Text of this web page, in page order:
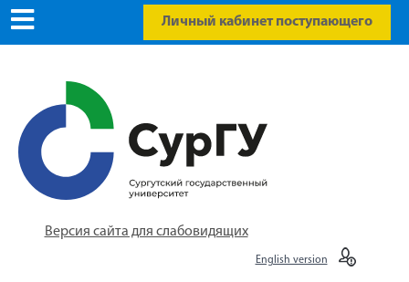
Личный кабинет поступающего
Версия сайта для слабовидящих
English version